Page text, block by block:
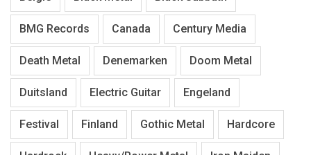
BMG Records Canada Century Media
Death Metal Denemarken Doom Metal
Duitsland Electric Guitar Engeland
Festival Finland Gothic Metal Hardcore